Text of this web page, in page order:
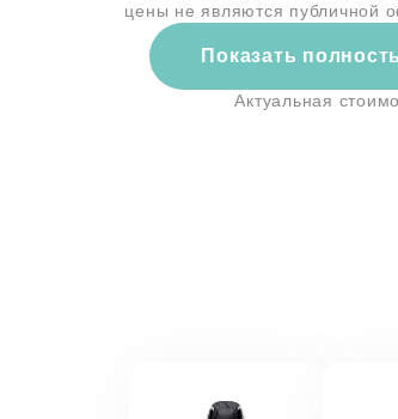
цены не являются публичной
Показать
Актуальная